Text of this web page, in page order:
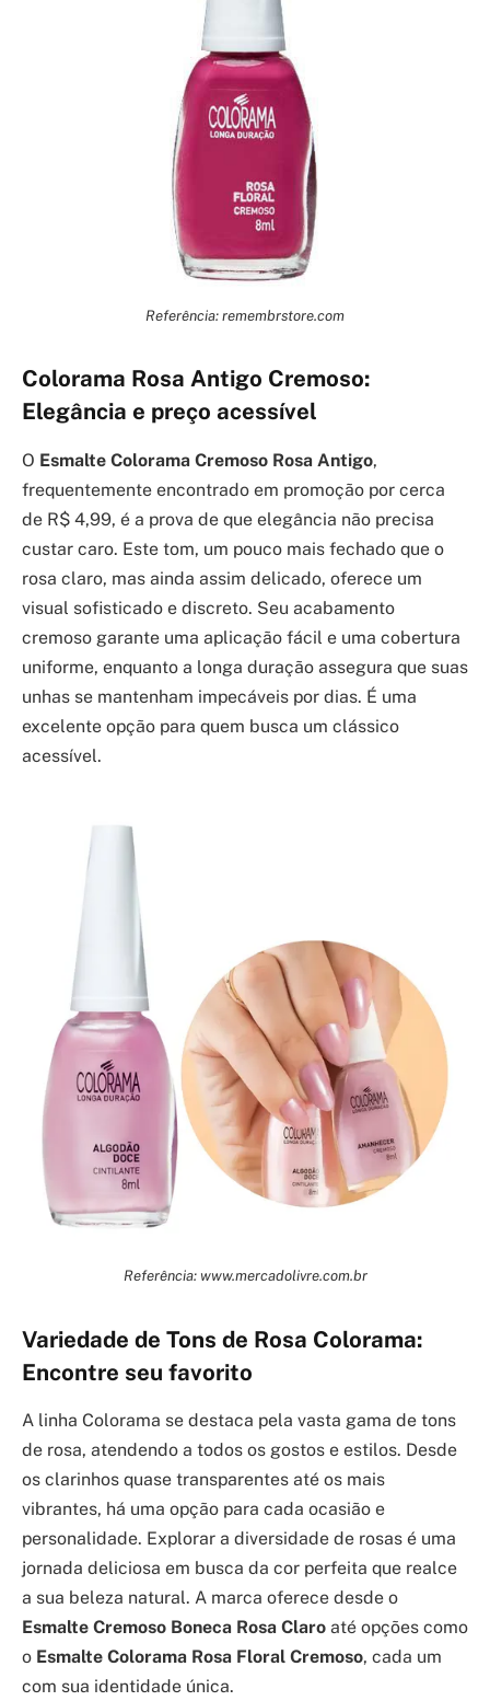
Referência: remembrstore.com
Colorama Rosa Antigo Cremoso:
Elegância e preço acessível
O Esmalte Colorama Cremoso Rosa Antigo,
frequentemente encontrado em promoção por cerca
de R$ 4,99, é a prova de que elegância não precisa
custar caro. Este tom, um pouco mais fechado que o
rosa claro, mas ainda assim delicado, oferece um
visual sofisticado e discreto. Seu acabamento
cremoso garante uma aplicação fácil e uma cobertura
uniforme, enquanto a longa duração assegura que suas
unhas se mantenham impecáveis por dias. É uma
excelente opção para quem busca um clássico
acessível.
Referência: www.mercadolivre.com.br
Variedade de Tons de Rosa Colorama:
Encontre seu favorito
A linha Colorama se destaca pela vasta gama de tons
de rosa, atendendo a todos os gostos e estilos. Desde
os clarinhos quase transparentes até os mais
vibrantes, há uma opção para cada ocasião e
personalidade. Explorar a diversidade de rosas é uma
jornada deliciosa em busca da cor perfeita que realce
a sua beleza natural. A marca oferece desde o
Esmalte Cremoso Boneca Rosa Claro até opções como
o Esmalte Colorama Rosa Floral Cremoso, cada um
com sua identidade única.